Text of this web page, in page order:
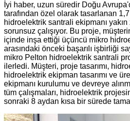
İyi haber, uzun süredir Doğu
tarafından özel olarak tasarlanan
hidroelektrik santrali ekipmanı
sorunsuz çalışıyor. Bu proje,
içinde inşa ettiği üçüncü mikro
arasındaki önceki başarılı işbirliği
mikro Pelton hidroelektrik santrali
ilerledi. Müşteri, proje tasarımı,
hidroelektrik ekipman tasarımı ve
ekipmanı kurulumu ve devreye
tüm çalışmaları, hidroelektrik
sonraki 8 aydan kısa bir sürede